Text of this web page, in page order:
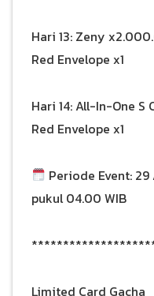
Hari 13: Zeny
Red Envelope x1
Hari 14: All-In-One S
Red Envelope x1
Periode Event:
pukul 04.00 WIB
Limited Card Gacha